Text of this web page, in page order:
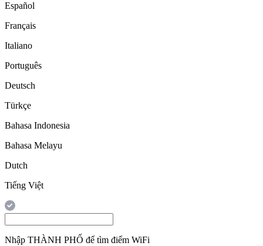
Español
Français
Italiano
Português
Deutsch
Türkçe
Bahasa Indonesia
Bahasa Melayu
Dutch
Tiếng Việt
Nhập THÀNH PHỐ để tìm điểm WiFi